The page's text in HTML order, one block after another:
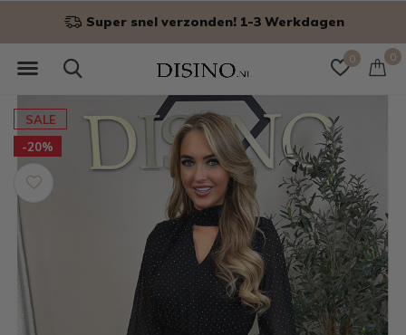
0 0
Niet goed? Geld terug!
SALE
-20%